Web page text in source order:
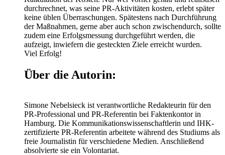
durchrechnet, was seine PR-Aktivitäten kosten, erlebt später
keine üblen Überraschungen. Spätestens nach Durchführung
der Maßnahmen, gerne aber auch schon zwischendurch, sollte
zudem eine Erfolgsmessung durchgeführt werden, die
aufzeigt, inwiefern die gesteckten Ziele erreicht wurden.
Viel Erfolg!
Über die Autorin:
Simone Nebelsieck ist verantwortliche Redakteurin für den
PR-Professional und PR-Referentin bei Faktenkontor in
Hamburg. Die Kommunikationswissenschaftlerin und IHK-
zertifizierte PR-Referentin arbeitete während des Studiums als
freie Journalistin für verschiedene Medien. Anschließend
absolvierte sie ein Volontariat.